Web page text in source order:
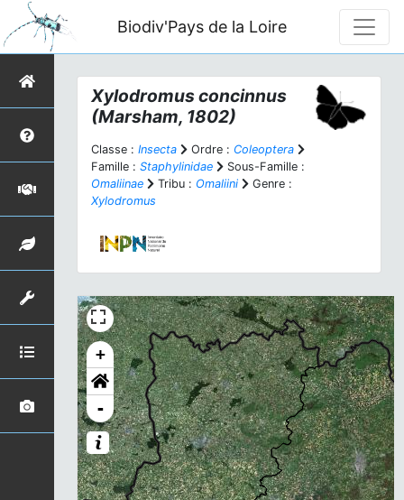
Biodiv'Pays de la Loire
Xylodromus concinnus
(Marsham, 1802)
Classe : Insecta Ordre : Coleoptera
Famille : Staphylinidae
Sous-Famille :
Omaliinae
Tribu : Omaliini
Genre :
Xylodromus
+
-